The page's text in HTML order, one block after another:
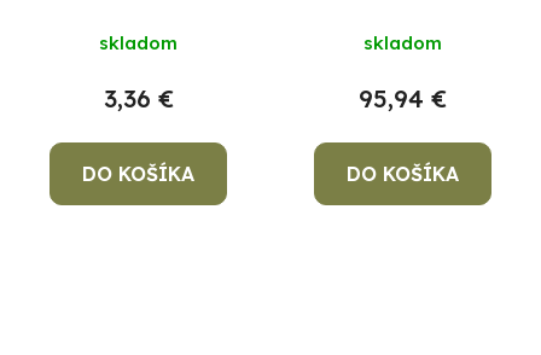
skladom
3,36 €
DO KOŠÍKA
skladom
95,94 €
DO KOŠÍKA